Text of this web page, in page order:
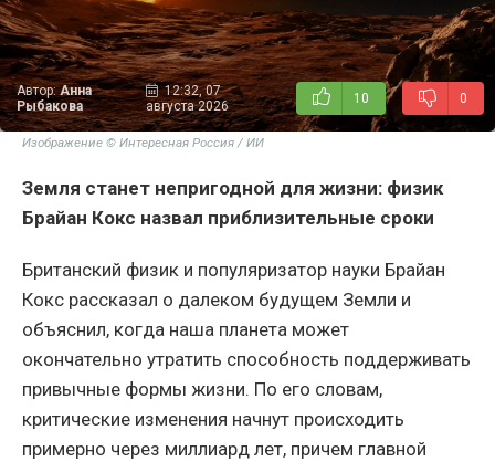
Автор:Анна
Рыбакова
12:32, 07
августа 2026
10 0
Изображение © Интересная Россия / ИИ
Земля станет непригодной для жизни: физик
Брайан Кокс назвал приблизительные сроки
Британский физик и популяризатор науки Брайан
Кокс рассказал о далеком будущем Земли и
объяснил, когда наша планета может
окончательно утратить способность поддерживать
привычные формы жизни. По его словам,
критические изменения начнут происходить
примерно через миллиард лет, причем главной